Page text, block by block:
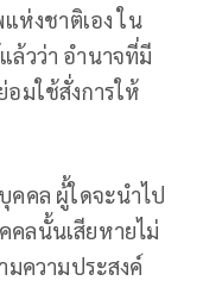
ห่งชาติเอง ใน
วว่า อำนาจที่มี
มใช้สั่งการให้
คล ผู้้ใดจะนำไป
คลนั้นเสียหายไม่
มความประสงค์